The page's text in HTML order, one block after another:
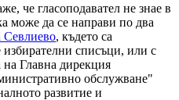
че гласоподавател не знае в
може да се направи по два
Севлиево, където са
списъци, или с
Главна дирекция
обслужване"
развитие и